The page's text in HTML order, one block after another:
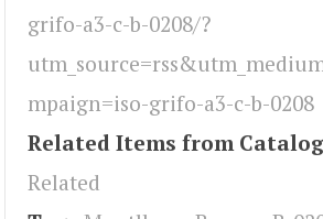
grifo-a3-c-b-0208/?
mpaign=iso-grifo-a3-c-b-0208
Related Items from
Related